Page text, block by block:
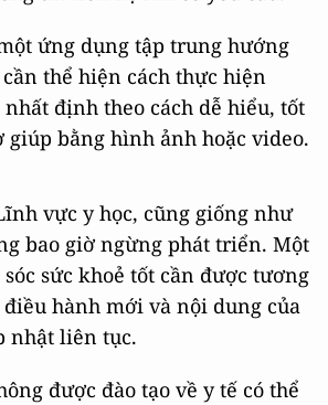
ứng dụng tập trung hướng
thể hiện cách thực hiện
định theo cách dễ hiểu, tốt
giúp bằng hình ảnh hoặc video.
vực y học, cũng giống như
bao giờ ngừng phát triển. Một
sức khoẻ tốt cần được tương
hành mới và nội dung của
nhật liên tục.
được đào tạo về y tế có thể